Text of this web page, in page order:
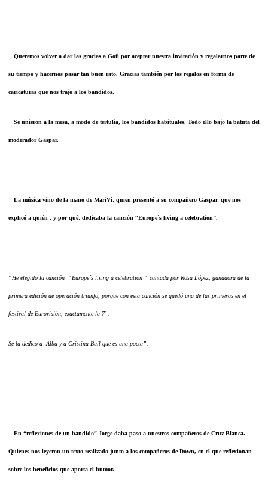
Queremos volver a dar las gracias a Gofi por aceptar nuestra invitación y regalarnos parte de
su tiempo y hacernos pasar tan buen rato. Gracias también por los regalos en forma de
caricaturas que nos trajo a los bandidos.
Se unieron a la mesa, a modo de tertulia, los bandidos habituales. Todo ello bajo la batuta del
moderador Gaspar.
La música vino de la mano de MariVí, quien presentó a su compañero Gaspar, que nos
explicó a quién , y por qué, dedicaba la canción “Europe´s living a celebration”.
“He elegido la canción “Europe´s living a celebration “ cantada por Rosa López, ganadora de la
primera edición de operación triunfo, porque con esta canción se quedó una de las primeras en el
festival de Eurovisión, exactamente la 7ª .
Se la dedico a Alba y a Cristina Buil que es una poeta”.
En “reflexiones de un bandido” Jorge daba paso a nuestros compañeros de Cruz Blanca.
Quienes nos leyeron un texto realizado junto a los compañeros de Down, en el que reflexionan
sobre los beneficios que aporta el humor.